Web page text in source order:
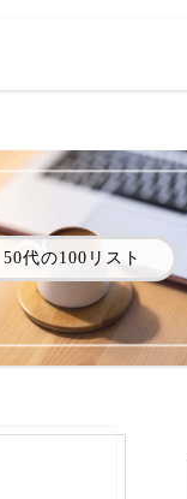
50代の100リスト